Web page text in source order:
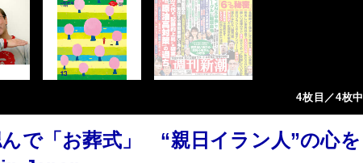
4枚目／4枚中
んで「お葬式」 “親日イラン人”の心を